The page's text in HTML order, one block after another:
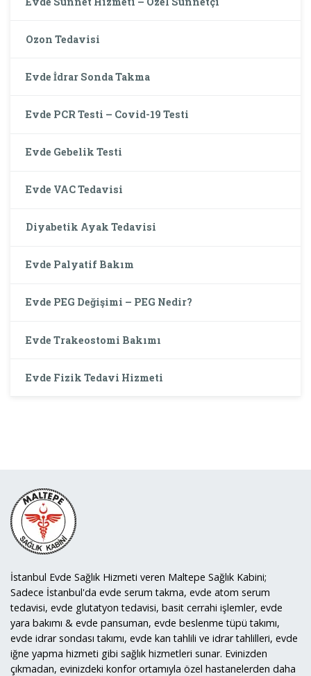
Ozon Tedavisi
Evde İdrar Sonda Takma
Evde PCR Testi – Covid-19 Testi
Evde Gebelik Testi
Evde VAC Tedavisi
Diyabetik Ayak Tedavisi
Evde Palyatif Bakım
Evde PEG Değişimi – PEG Nedir?
Evde Trakeostomi Bakımı
Evde Fizik Tedavi Hizmeti
İstanbul Evde Sağlık Hizmeti veren Maltepe Sağlık Kabini;
Sadece İstanbul'da evde serum takma, evde atom serum
tedavisi, evde glutatyon tedavisi, basit cerrahi işlemler, evde
yara bakımı & evde pansuman, evde beslenme tüpü takımı,
evde idrar sondası takımı, evde kan tahlili ve idrar tahlilleri, evde
iğne yapma hizmeti gibi sağlık hizmetleri sunar. Evinizden
çıkmadan, evinizdeki konfor ortamıyla özel hastanelerden daha